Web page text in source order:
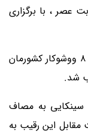
عصر ، با برگزاری
پس از مبارزات نیمه نهایی که با 8 برد توسط 8 ووشوکار کشورمان
شد.
سوگند سینکایی به مصاف
این رقیب به